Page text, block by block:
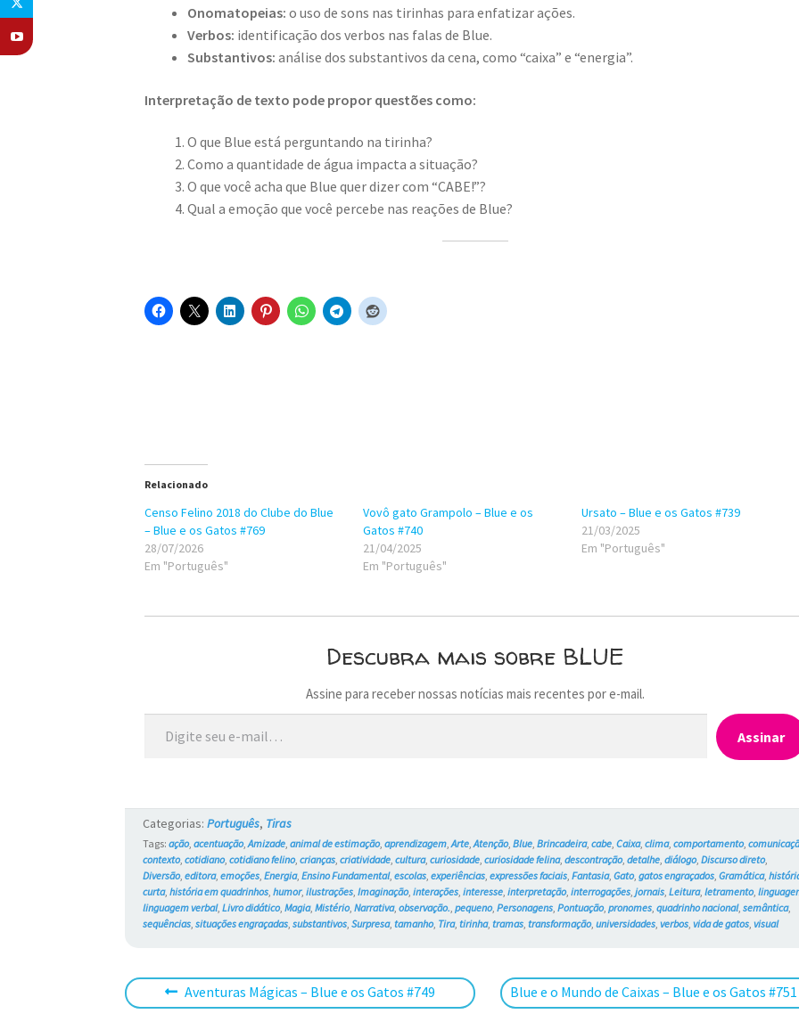
Onomatopeias: o uso de sons nas tirinhas para enfatizar ações.
Verbos: identificação dos verbos nas falas de Blue.
Substantivos: análise dos substantivos da cena, como “caixa” e “energia”.
Interpretação de texto pode propor questões como:
O que Blue está perguntando na tirinha?
Como a quantidade de água impacta a situação?
O que você acha que Blue quer dizer com “CABE!”?
Qual a emoção que você percebe nas reações de Blue?
Relacionado
Censo Felino 2018 do Clube do Blue
– Blue e os Gatos #769
28/07/2026
Em "Português"
Vovô gato Grampolo – Blue e os
Gatos #740
21/04/2025
Em "Português"
Ursato – Blue e os Gatos #739
21/03/2025
Em "Português"
Descubra mais sobre BLUE
Assine para receber nossas notícias mais recentes por e-mail.
Digite seu e-mail…
Assinar
Categorias:Português, Tiras
Tags:ação,acentuação,Amizade,animal de estimação,aprendizagem,Arte,Atenção,Blue,Brincadeira,cabe,Caixa,clima,comportamento,
contexto,cotidiano,cotidiano felino,crianças,criatividade,cultura,curiosidade,curiosidade felina,descontração,detalhe,diálogo,Discurso direto,
Diversão,editora,emoções,Energia,Ensino Fundamental,escolas,experiências,expressões faciais,Fantasia,Gato,gatos engraçados,Gramática,
curta,história em quadrinhos,humor,ilustrações,Imaginação,interações,interesse,interpretação,interrogações,jornais,Leitura,letramento,
linguagem verbal,Livro didático,Magia,Mistério,Narrativa,observação.,pequeno,Personagens,Pontuação,pronomes,quadrinho nacional,semântica,
sequências,situações engraçadas,substantivos,Surpresa,tamanho, Tira,tirinha,tramas,transformação,universidades,verbos,vida de gatos,visual
Navegação
Post
Aventuras Mágicas – Blue e os Gatos #749
Próximo
Blue e o Mundo de Caixas – Blue e os Gatos #751